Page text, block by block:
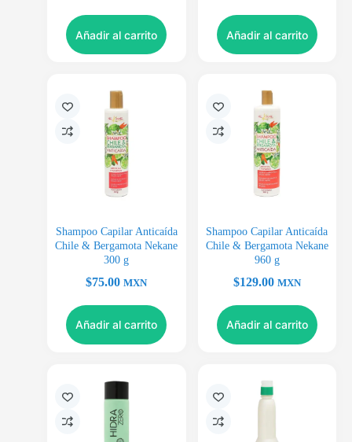
Añadir al carrito Añadir al carrito
Shampoo Capilar Anticaída
Chile & Bergamota Nekane
300 g
$75.00 MXN
Añadir al carrito
Shampoo Capilar Anticaída
Chile & Bergamota Nekane
960 g
$129.00 MXN
Añadir al carrito